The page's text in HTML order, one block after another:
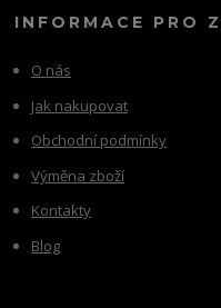
INFORMACE PRO
O nás
Jak nakupovat
Obchodní podmínky
Výměna zboží
Kontakty
Blog